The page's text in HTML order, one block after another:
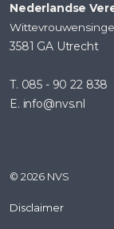
Nederlandse
3581 GA Utrecht
T. 085 - 90 22 838
E. info@nvs.nl
© 2026 NVS
Disclaimer